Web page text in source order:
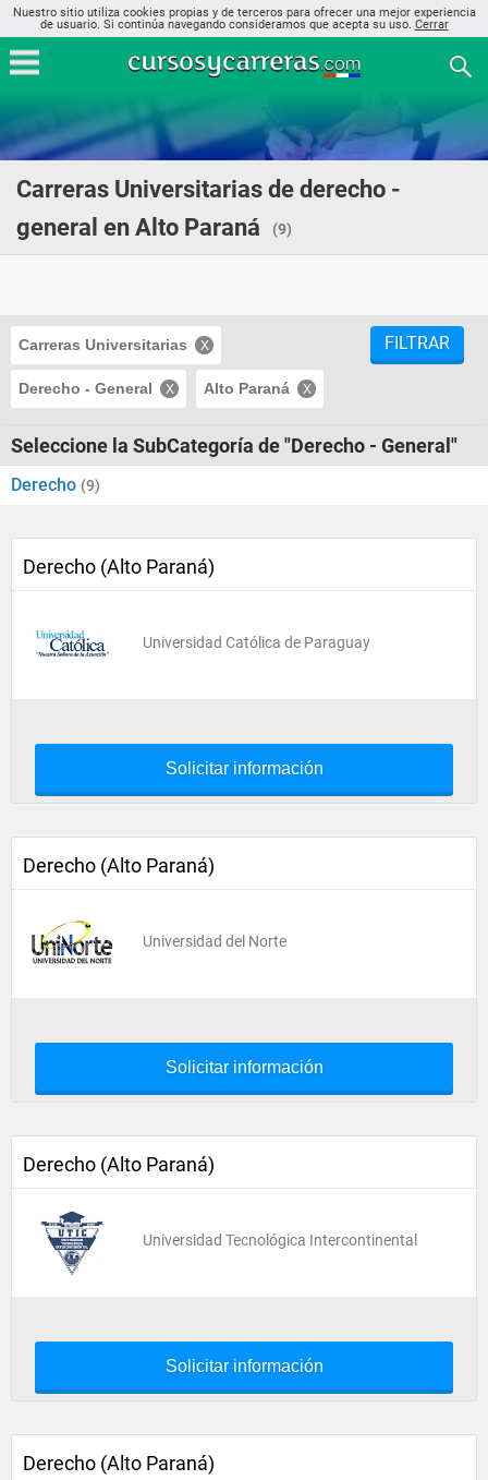
Nuestro sitio utiliza cookies propias y de terceros para ofrecer una mejor experiencia
de usuario. Si continúa navegando consideramos que acepta su uso. Cerrar
Carreras Universitarias de derecho -
general en Alto Paraná
(9)
Carreras Universitarias
Derecho - General Alto Paraná
FILTRAR
Seleccione la SubCategoría de "Derecho - General"
Derecho (9)
Derecho (Alto Paraná)
Universidad Católica de Paraguay
Solicitar información
Derecho (Alto Paraná)
Universidad del Norte
Solicitar información
Derecho (Alto Paraná)
Universidad Tecnológica Intercontinental
Solicitar información
Derecho (Alto Paraná)